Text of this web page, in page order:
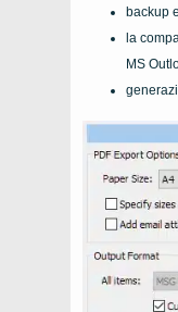
backup
la
MS